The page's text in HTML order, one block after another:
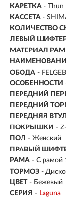
КАРЕТКА - Thun
КАССЕТА -
КОЛИЧЕСТВО
ЛЕВЫЙ
МАТЕРИАЛ
ОБОДА -
ОСОБЕННОСТИ
ПЕРЕДНИЙ
ПЕРЕДНИЙ
ПЕРЕДНЯЯ
ПОКРЫШКИ -
ПОЛ - Женский
ПРАВЫЙ
РАМА - С рамой
ТОРМОЗ -
ЦВЕТ - Бежевый
СЕРИЯ - Laguna